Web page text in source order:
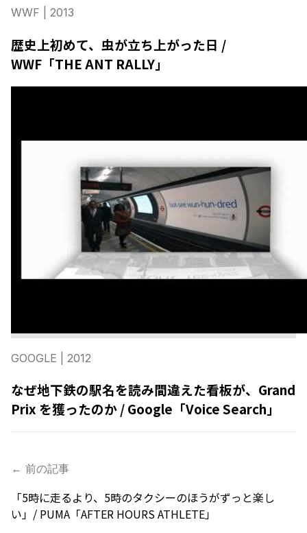
WWF | 2013
歴史上初めて、虫が立ち上がった日 /
WWF「THE ANT RALLY」
GOOGLE | 2012
なぜ地下鉄の駅名を読み間違えた看板が、Grand
Prix を獲ったのか / Google「Voice Search」
← 前の記事
「5時に走るより、5時のタクシーのほうがずっと楽し
い」/ PUMA「AFTER HOURS ATHLETE」